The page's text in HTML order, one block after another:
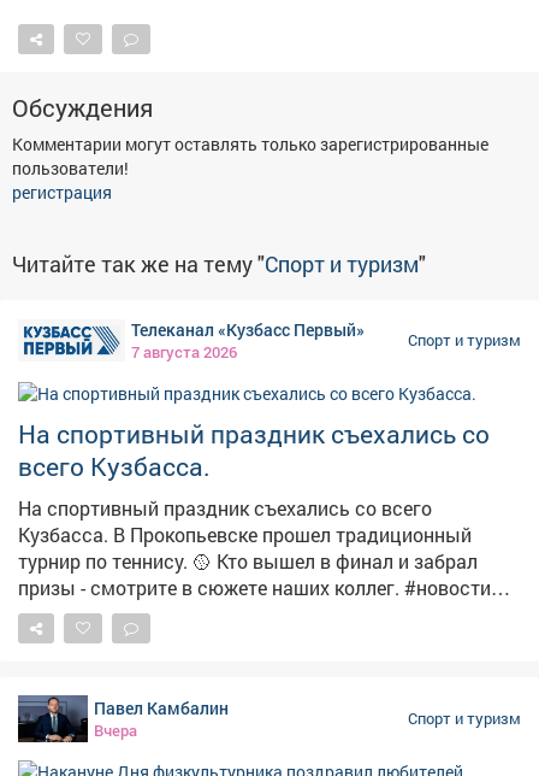
Обсуждения
Комментарии могут оставлять только зарегистрированные
пользователи!
регистрация
Читайте так же на тему "Спорт и туризм"
Телеканал «Кузбасс Первый»
7 августа 2026
Спорт и туризм
На спортивный праздник съехались со
всего Кузбасса.
На спортивный праздник съехались со всего
Кузбасса. В Прокопьевске прошел традиционный
турнир по теннису. 🥎 Кто вышел в финал и забрал
призы - смотрите в сюжете наших коллег. #новости
#спорт #теннис
Павел Камбалин
Вчера
Спорт и туризм